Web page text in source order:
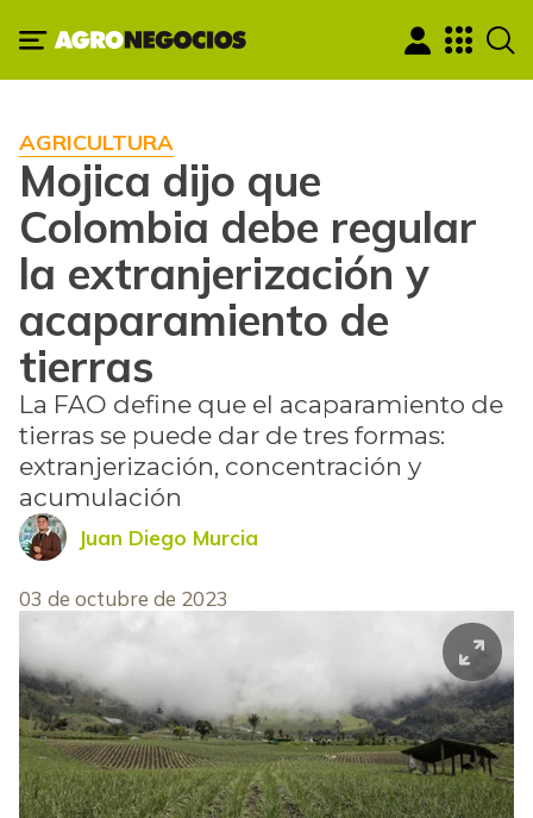
AGRICULTURA
Mojica dijo que
Colombia debe regular
la extranjerización y
acaparamiento de
tierras
La FAO define que el acaparamiento de
tierras se puede dar de tres formas:
extranjerización, concentración y
acumulación
Juan Diego Murcia
03 de octubre de 2023